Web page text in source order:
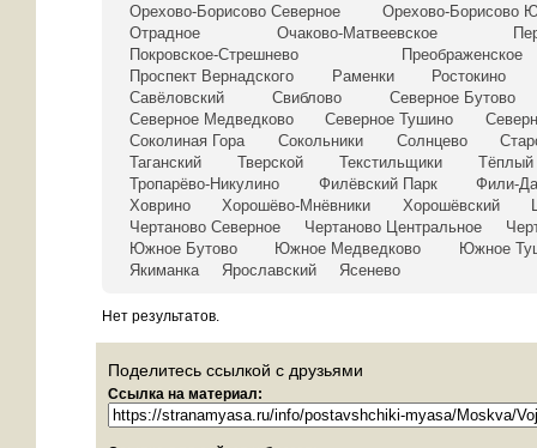
Орехово-Борисово Северное
Орехово-Борисово
Отрадное
Очаково-Матвеевское
Покровское-Стрешнево
Преображенское
Проспект Вернадского
Раменки
Ростокино
Савёловский
Свиблово
Северное Бутово
Северное Медведково
Северное Тушино
Соколиная Гора
Сокольники Солнцево
Таганский
Тверской Текстильщики
Тёплый
Тропарёво-Никулино
Филёвский Парк
Фили-
Ховрино
Хорошёво-Мнёвники Хорошёвский
Чертаново Северное
Чертаново Центральное
Южное Бутово
Южное Медведково
Южное
Якиманка
Ярославский Ясенево
Нет результатов.
Поделитесь ссылкой с друзьями
Ссылка на материал: